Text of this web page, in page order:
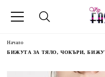
Начало
БИЖУТА ЗА ТЯЛО, ЧОКЪРИ,